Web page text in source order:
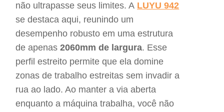
não ultrapasse seus limites. A LUYU 942
se destaca aqui, reunindo um
desempenho robusto em uma estrutura
de apenas2060mm de largura. Esse
perfil estreito permite que ela domine
zonas de trabalho estreitas sem invadir a
rua ao lado. Ao manter a via aberta
enquanto a máquina trabalha, você não